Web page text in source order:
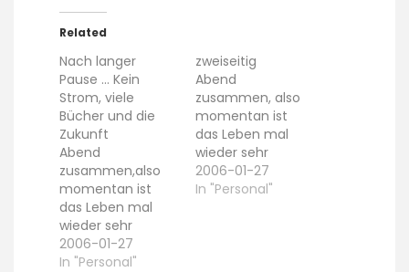
Related
Nach langer
Pause … Kein
Strom, viele
Bücher und die
Zukunft
Abend
zusammen,also
momentan ist
das Leben mal
wieder sehr
zweiseitig. Zum
einen hocke ich
2006-01-27
In "Personal"
zweiseitig
Abend
zusammen, also
momentan ist
das Leben mal
wieder sehr
zweiseitig. Zum
einen hocke ich
2006-01-27
In "Personal"